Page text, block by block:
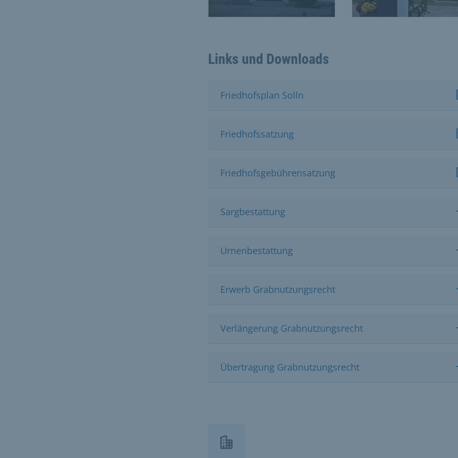
Links und Downloads
Friedhofsplan Solln
Friedhofssatzung
Friedhofsgebührensatzung
Sargbestattung
Urnenbestattung
Erwerb Grabnutzungsrecht
Verlängerung Grabnutzungsrecht
Übertragung Grabnutzungsrecht